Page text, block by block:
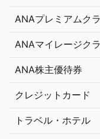
ANAプレミアムク
ANAマイレージク
ANA株主優待券
クレジットカード
トラベル・ホテル